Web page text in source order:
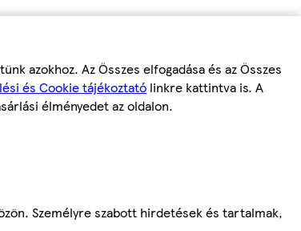
azokhoz. Az Összes elfogadása és az Összes
és Cookie tájékoztató linkre kattintva is. A
élményedet az oldalon.
Személyre szabott hirdetések és tartalmak,